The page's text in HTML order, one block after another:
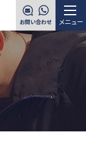
メニュー